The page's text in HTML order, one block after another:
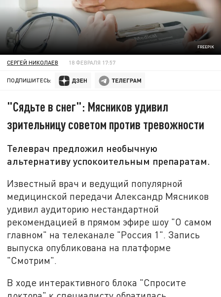
FREEPIK
СЕРГЕЙ НИКОЛАЕВ 18 ФЕВРАЛЯ 17:57
ПОДПИШИТЕСЬ:
"Сядьте в снег": Мясников удивил
зрительницу советом против тревожности
Телеврач предложил необычную
альтернативу успокоительным препаратам.
Известный врач и ведущий популярной
медицинской передачи Александр Мясников
удивил аудиторию нестандартной
рекомендацией в прямом эфире шоу "О самом
главном" на телеканале "Россия 1". Запись
выпуска опубликована на платформе
"Смотрим".
В ходе интерактивного блока "Спросите